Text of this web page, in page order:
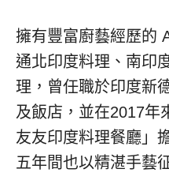
擁有豐富廚藝經歷的
通北印度料理、南印
理，曾任職於印度新
及飯店，並在2017年
友友印度料理餐廳」
五年間也以精湛手藝